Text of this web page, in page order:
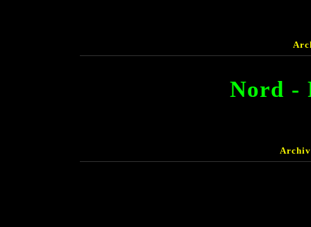
Nord -